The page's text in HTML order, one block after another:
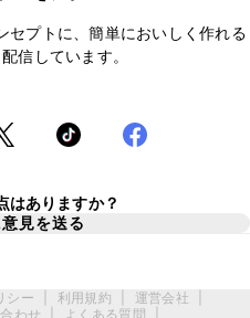
セプトに、簡単においしく作れる
信しています。
はありますか？
見を送る
シー 利用規約 運営会社
わせ
よくある質問